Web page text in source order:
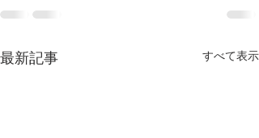
最新記事 すべて表示